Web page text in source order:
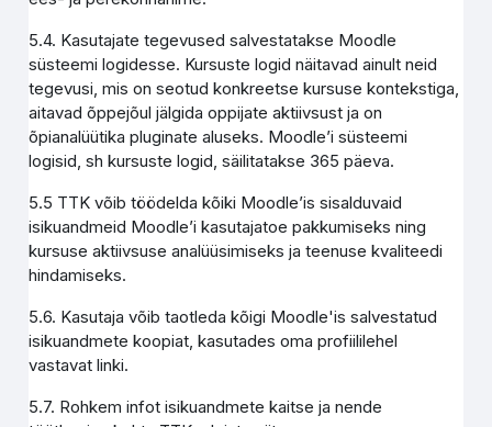
5.4. Kasutajate tegevused salvestatakse Moodle
süsteemi logidesse. Kursuste logid näitavad ainult neid
tegevusi, mis on seotud konkreetse kursuse kontekstiga,
aitavad õppejõul jälgida oppijate aktiivsust ja on
õpianalüütika pluginate aluseks. Moodle’i süsteemi
logisid, sh kursuste logid, säilitatakse 365 päeva.
5.5 TTK võib töödelda kõiki Moodle’is sisalduvaid
isikuandmeid Moodle’i kasutajatoe pakkumiseks ning
kursuse aktiivsuse analüüsimiseks ja teenuse kvaliteedi
hindamiseks.
5.6. Kasutaja võib taotleda kõigi Moodle'is salvestatud
isikuandmete koopiat, kasutades oma profiililehel
vastavat linki.
5.7. Rohkem infot isikuandmete kaitse ja nende